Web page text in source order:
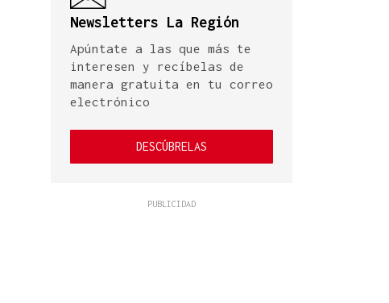
Newsletters La Región
Apúntate a las que más te
interesen y recíbelas de
manera gratuita en tu correo
electrónico
DESCÚBRELAS